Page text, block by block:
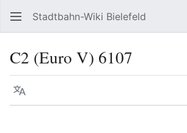
Stadtbahn-Wiki Bielefeld
C2 (Euro V) 6107
Sprache